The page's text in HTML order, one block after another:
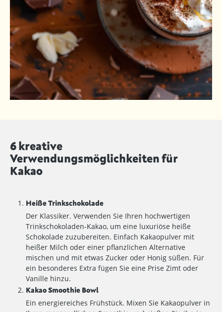
6 kreative
Verwendungsmöglichkeiten für
Kakao
Heiße Trinkschokolade
Der Klassiker. Verwenden Sie Ihren hochwertigen
Trinkschokoladen-Kakao, um eine luxuriöse heiße
Schokolade zuzubereiten. Einfach Kakaopulver mit
heißer Milch oder einer pflanzlichen Alternative
mischen und mit etwas Zucker oder Honig süßen. Für
ein besonderes Extra fügen Sie eine Prise Zimt oder
Vanille hinzu.
Kakao Smoothie Bowl
Ein energiereiches Frühstück. Mixen Sie Kakaopulver in